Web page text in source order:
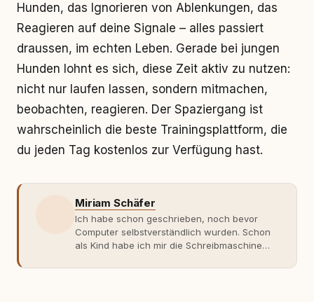
Hunden, das Ignorieren von Ablenkungen, das
Reagieren auf deine Signale – alles passiert
draussen, im echten Leben. Gerade bei jungen
Hunden lohnt es sich, diese Zeit aktiv zu nutzen:
nicht nur laufen lassen, sondern mitmachen,
beobachten, reagieren. Der Spaziergang ist
wahrscheinlich die beste Trainingsplattform, die
du jeden Tag kostenlos zur Verfügung hast.
Miriam Schäfer
Ich habe schon geschrieben, noch bevor
Computer selbstverständlich wurden. Schon
als Kind habe ich mir die Schreibmaschine
getippt: Geschichten, Beobachtungen,